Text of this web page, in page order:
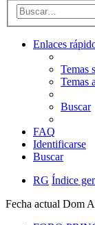
Enlaces
Temas
Temas
Buscar
FAQ
Identificarse
Buscar
RG Índice
Fecha actual Dom